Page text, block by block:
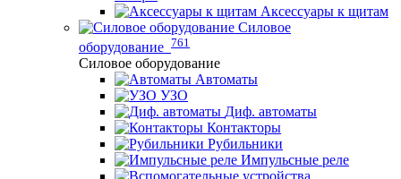
Аксессуары к щитам
Силовое
оборудование 761
Силовое оборудование
Автоматы
УЗО
Диф. автоматы
Контакторы
Рубильники
Импульсные реле